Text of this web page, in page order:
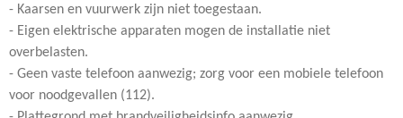
- Kaarsen en vuurwerk zijn niet toegestaan.
- Eigen elektrische apparaten mogen de installatie niet
overbelasten.
- Geen vaste telefoon aanwezig; zorg voor een mobiele telefoon
voor noodgevallen (112).